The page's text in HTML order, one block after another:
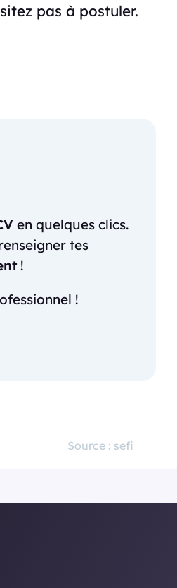
pas à postuler.
en quelques clics.
tes
!
!
Source : sefi